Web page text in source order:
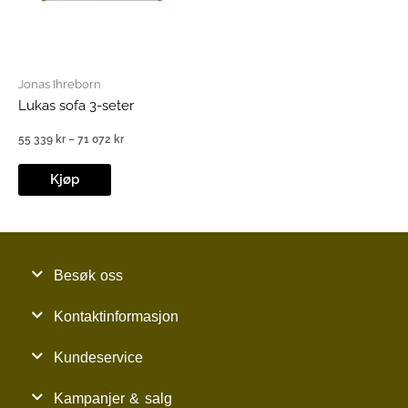
Jonas Ihreborn
Lukas sofa 3-seter
55 339 kr – 71 072 kr
Kjøp
Besøk oss
Kontaktinformasjon
Kundeservice
Kampanjer & salg